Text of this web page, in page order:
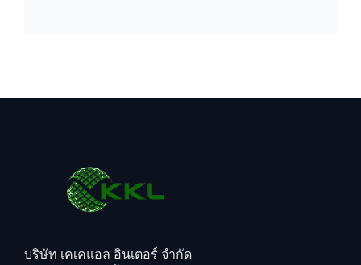
บริษัท เคเคแอล อินเตอร์ จำกัด